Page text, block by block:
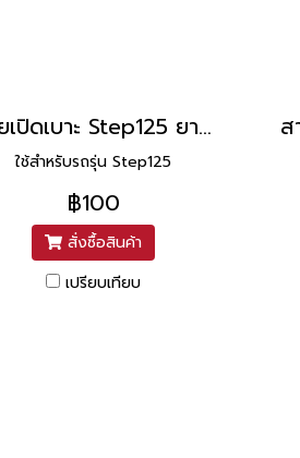
สายเปิดเบาะ Step125 ยาว 13.6 นิ้ว ยี่ห้อ UNF
ใช้สำหรับรถรุ่น Step125
฿100
สั่งซื้อสินค้า
เปรียบเทียบ